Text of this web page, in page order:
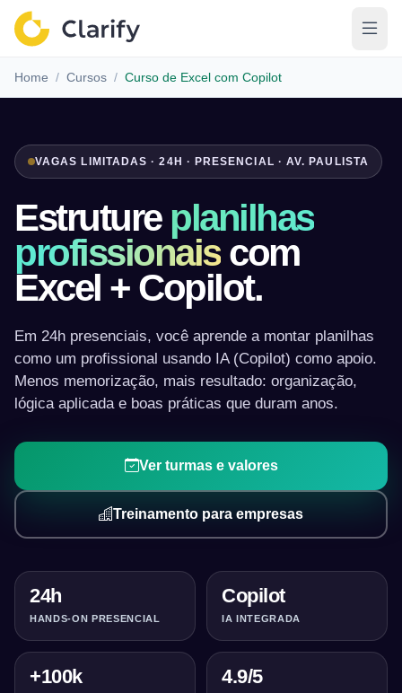
Home / Cursos / Curso de Excel com Copilot
VAGAS LIMITADAS · 24H · PRESENCIAL · AV. PAULISTA
Estruture planilhas
profissionaiscom
Excel + Copilot.
Em 24h presenciais, você aprende a montar planilhas
como um profissional usando IA (Copilot) como apoio.
Menos memorização, mais resultado: organização,
lógica aplicada e boas práticas que duram anos.
Ver turmas e valores
Treinamento para empresas
24h
HANDS-ON PRESENCIAL
Copilot
IA INTEGRADA
+100k 4.9/5